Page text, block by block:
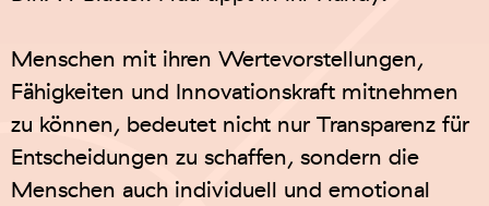
Menschen mit ihren Wertevorstellungen,
Fähigkeiten und Innovationskraft mitnehmen
zu können, bedeutet nicht nur Transparenz für
Entscheidungen zu schaffen, sondern die
Menschen auch individuell und emotional